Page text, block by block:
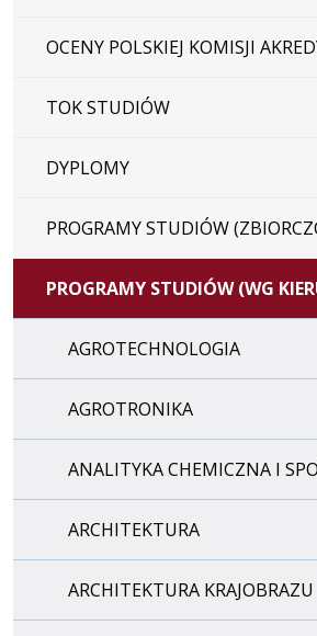
OCENY POLSKIEJ KOMISJI
TOK STUDIÓW
DYPLOMY
PROGRAMY STUDIÓW
PROGRAMY STUDIÓW (WG
AGROTECHNOLOGIA
AGROTRONIKA
ANALITYKA CHEMICZNA I
ARCHITEKTURA
ARCHITEKTURA KRAJOBRAZU